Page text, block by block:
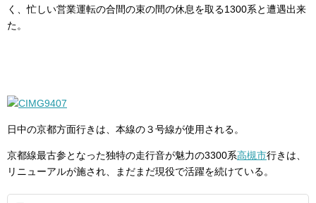
く、忙しい営業運転の合間の束の間の休息を取る1300系と遭遇出来
た。
日中の京都方面行きは、本線の３号線が使用される。
京都線最古参となった独特の走行音が魅力の3300系高槻市行きは、
リニューアルが施され、まだまだ現役で活躍を続けている。